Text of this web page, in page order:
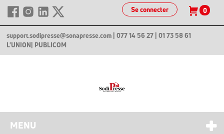
Se connecter 0
support.sodipresse@sonapresse.com | 077 14 56 27 | 01 73 58 61
L'UNION | PUBLICOM
MENU